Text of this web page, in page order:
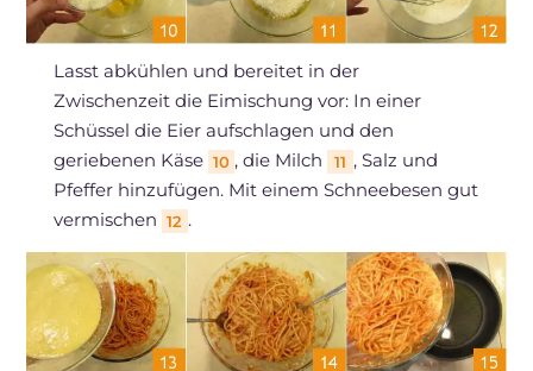
Lasst abkühlen und bereitet in der
Zwischenzeit die Eimischung vor: In einer
Schüssel die Eier aufschlagen und den
geriebenen Käse 10 , die Milch 11 , Salz und
Pfeffer hinzufügen. Mit einem Schneebesen gut
vermischen 12 .